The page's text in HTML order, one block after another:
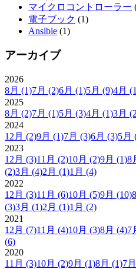
マイクロコントローラー
電子ブック (1)
Ansible (1)
アーカイブ
2026
8月 (1)7月 (2)6月 (1)5月 (9)4月
2025
8月 (2)7月 (1)5月 (3)4月 (1)3月
2024
12月 (2)9月 (1)7月 (3)6月 (3)5月
2023
12月 (3)11月 (2)10月 (2)9月 (1)8
(2)3月 (4)2月 (1)1月 (4)
2022
12月 (3)11月 (6)10月 (5)9月 (10)
(3)3月 (1)2月 (1)1月 (2)
2021
12月 (7)11月 (4)10月 (3)8月 (4)7
(6)
2020
11月 (3)10月 (2)9月 (1)8月 (1)7月